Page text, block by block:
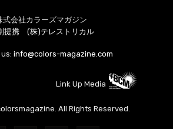
式会社カラーズマガジン
提携 (株)テレストリカル
info@colors-magazine.com
Link Up Media
All Rights Reserved.